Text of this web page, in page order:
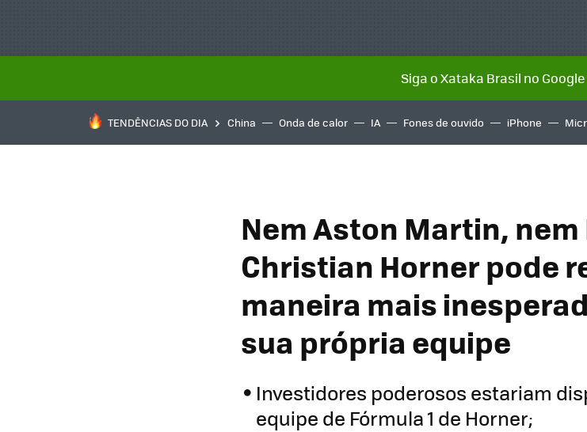
Siga o Xataka Brasil no
TENDÊNCIAS DO DIA China Onda de calor IA Fones de ouvido iPhone
Nem Aston Martin,
Christian Horner pode
maneira mais
sua própria equipe
Investidores poderosos estariam
equipe de Fórmula 1 de Horner;